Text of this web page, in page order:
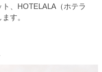
、HOTELALA（ホテラ
す。